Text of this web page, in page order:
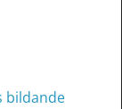
bildande